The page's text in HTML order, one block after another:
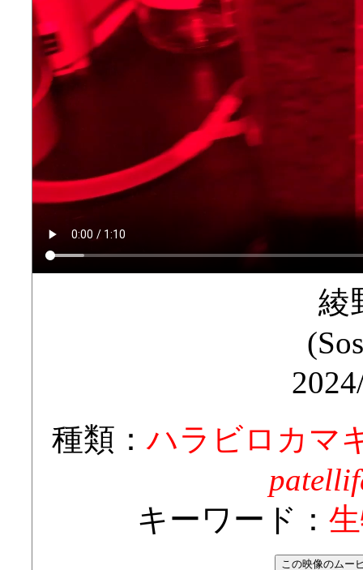
綾
種類：ハラビロカマ
キーワード：